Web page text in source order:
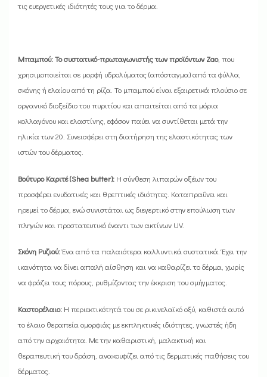
τις ευεργετικές ιδιότητές τους για το δέρμα.
Μπαμπού: Το συστατικό-πρωταγωνιστής των προϊόντων Zao, που
χρησιμοποιείται σε μορφή υδρολύματος (απόσταγμα) από τα φύλλα,
σκόνης ή ελαίου από τη ρίζα. Το μπαμπού είναι εξαιρετικά πλούσιο σε
οργανικό διοξείδιο του πυριτίου και απαιτείται από τα μόρια
κολλαγόνου και ελαστίνης, εφόσον παύει να συντίθεται μετά την
ηλικία των 20. Συνεισφέρει στη διατήρηση της ελαστικότητας των
ιστών του δέρματος.
Βούτυρο Καριτέ (Shea butter): Η σύνθεση λιπαρών οξέων του
προσφέρει ενυδατικές και θρεπτικές ιδιότητες. Καταπραΰνει και
ηρεμεί το δέρμα, ενώ συνιστάται ως διεγερτικό στην επούλωση των
πληγών και προστατευτικό έναντι των ακτίνων UV.
Σκόνη Ρυζιού:Ένα από τα παλαιότερα καλλυντικά συστατικά. Έχει την
ικανότητα να δίνει απαλή αίσθηση και να καθαρίζει το δέρμα, χωρίς
να φράζει τους πόρους, ρυθμίζοντας την έκκριση του σμήγματος.
Καστορέλαιο: Η περιεκτικότητά του σε ρικινελαϊκό οξύ, καθιστά αυτό
το έλαιο θεραπεία ομορφιάς με εκπληκτικές ιδιότητες, γνωστές ήδη
από την αρχαιότητα. Με την καθαριστική, μαλακτική και
θεραπευτική του δράση, ανακουφίζει από τις δερματικές παθήσεις του
δέρματος.